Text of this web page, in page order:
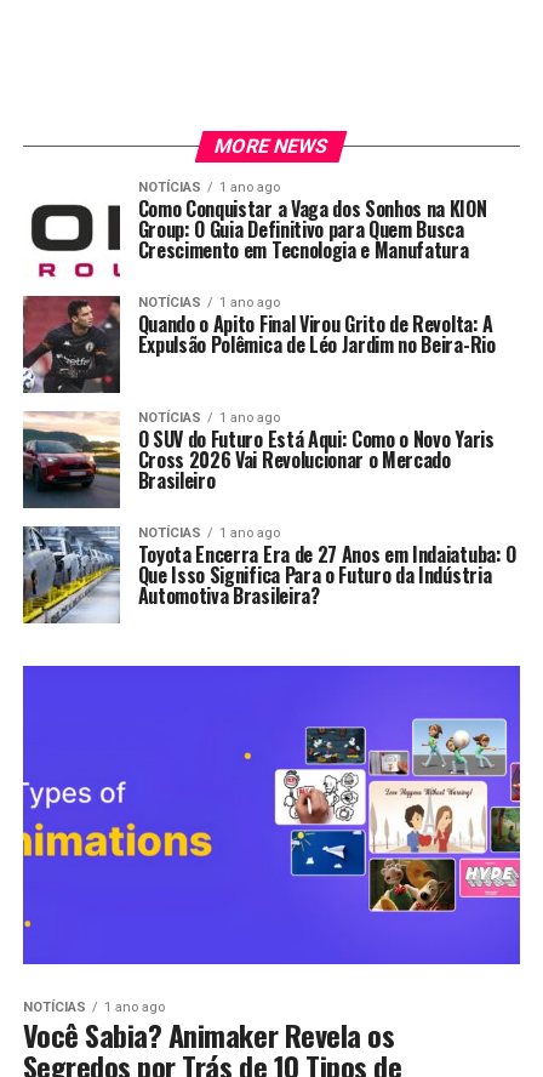
MORE NEWS
NOTÍCIAS 1 ano ago
Como Conquistar a Vaga dos Sonhos na KION
Group: O Guia Definitivo para Quem Busca
Crescimento em Tecnologia e Manufatura
NOTÍCIAS 1 ano ago
Quando o Apito Final Virou Grito de Revolta: A
Expulsão Polêmica de Léo Jardim no Beira-Rio
NOTÍCIAS 1 ano ago
O SUV do Futuro Está Aqui: Como o Novo Yaris
Cross 2026 Vai Revolucionar o Mercado
Brasileiro
NOTÍCIAS 1 ano ago
Toyota Encerra Era de 27 Anos em Indaiatuba: O
Que Isso Significa Para o Futuro da Indústria
Automotiva Brasileira?
NOTÍCIAS 1 ano ago
Você Sabia? Animaker Revela os
Segredos por Trás de 10 Tipos de